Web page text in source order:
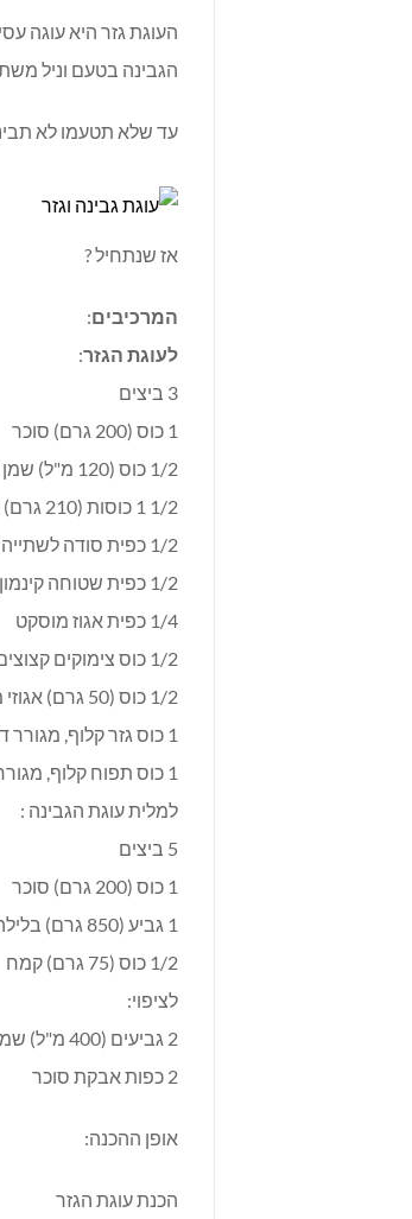
העוגת גזר היא עוגה
הגבינה בטעם וניל
עד שלא תטעמו לא
אז שנתחיל ?
המרכיבים:
לעוגת הגזר:
3 ביצים
1 כוס (200 גרם) סוכר
1/2 כוס (120 מ"ל) שמן קנולה
1/2 1 כוסות (210 גרם) קמח תופח
1/2 כפית סודה לשתייה
1/2 כפית שטוחה קינמון
1/4 כפית אגוז מוסקט
1/2 כוס צימוקים קצוצים
1/2 כוס (50 גרם) אגוזי מלך קצוצים
1 כוס גזר קלוף, מגורר דק(2-3גזריםבינוניים)
1 כוס תפוח קלוף, מגורר גס(2 תפוחים גדולים)
למלית עוגת הגבינה :
5 ביצים
1 כוס (200 גרם) סוכר
1 גביע (850 גרם) בלילה להכנת עוגת גבינה "השף הלבן"
1/2 כוס (75 גרם) קמח
לציפוי:
2 גביעים (400 מ"ל) שמנת חמוצה 15%
2 כפות אבקת סוכר
אופן ההכנה:
הכנת עוגת הגזר